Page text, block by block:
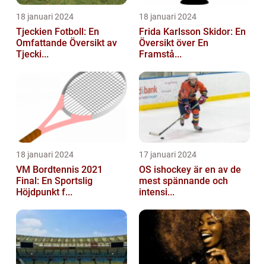
18 januari 2024
Tjeckien Fotboll: En
Omfattande Översikt av
Tjecki...
18 januari 2024
Frida Karlsson Skidor: En
Översikt över En
Framstå...
18 januari 2024
VM Bordtennis 2021
Final: En Sportslig
Höjdpunkt f...
17 januari 2024
OS ishockey är en av de
mest spännande och
intensi...